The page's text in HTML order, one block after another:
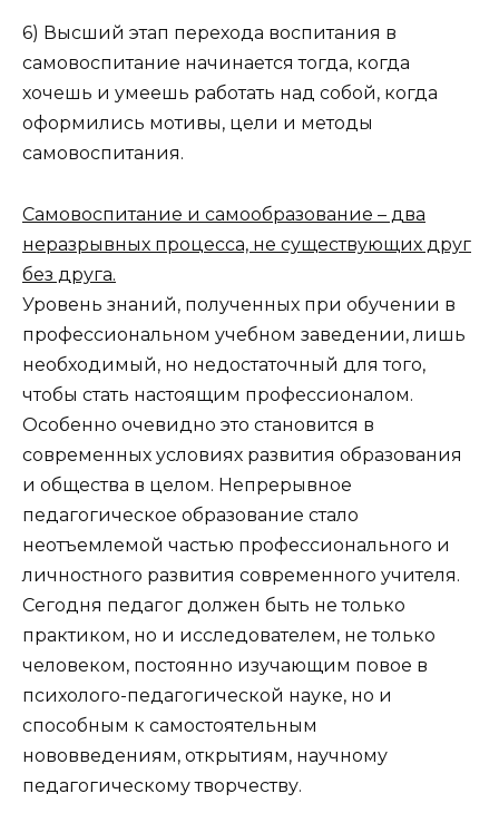
6) Высший этап перехода воспитания в
самовоспитание начинается тогда, когда
хочешь и умеешь работать над собой, когда
оформились мотивы, цели и методы
самовоспитания.
Самовоспитание и самообразование – два
неразрывных процесса, не существующих друг
без друга.
Уровень знаний, полученных при обучении в
профессиональном учебном заведении, лишь
необходимый, но недостаточный для того,
чтобы стать настоящим профессионалом.
Особенно очевидно это становится в
современных условиях развития образования
и общества в целом. Непрерывное
педагогическое образование стало
неотъемлемой частью профессионального и
личностного развития современного учителя.
Сегодня педагог должен быть не только
практиком, но и исследователем, не только
человеком, постоянно изучающим повое в
психолого-педагогической науке, но и
способным к самостоятельным
нововведениям, открытиям, научному
педагогическому творчеству.